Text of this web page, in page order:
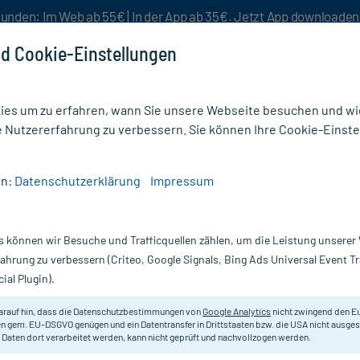
Im Web ab 55€ | In der App ab 35€. Jetzt App downloaden
des Nagelwachstums
Nägel finden Sie bei mycare verschiedene Produkte. Den
Darreichung
Cookie-Einstellungen
um zu erfahren, wann Sie unsere Webseite besuchen und
Nutzererfahrung zu verbessern. Sie können Ihre Cookie-
Datenschutzerklärung Impressum
können wir Besuche und Trafficquellen zählen, um die Leistung unserer
zu verbessern (Criteo, Google Signals, Bing Ads Universal Event
Plugin).
hin, dass die Datenschutzbestimmungen vonGoogle Analytics nicht zwingend den
gem. EU-DSGVO genügen und ein Datentransfer in Drittstaaten bzw. die USA nicht
Daten dort verarbeitet werden, kann nicht geprüft und nachvollzogen werden.